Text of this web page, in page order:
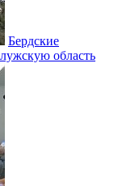
Бердские
область